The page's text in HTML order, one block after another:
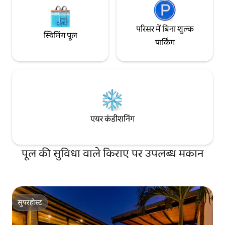
स्विमिंग पूल
परिसर में बिना शुल्क
पार्किंग
एयर कंडीशनिंग
पूल की सुविधा वाले किराए पर उपलब्ध मकान
सुपरहोस्ट
सुपरहोस्ट